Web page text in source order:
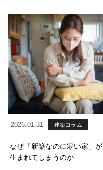
2026.01.31 建築コラム
なぜ「新築なのに寒い家」が
生まれてしまうのか